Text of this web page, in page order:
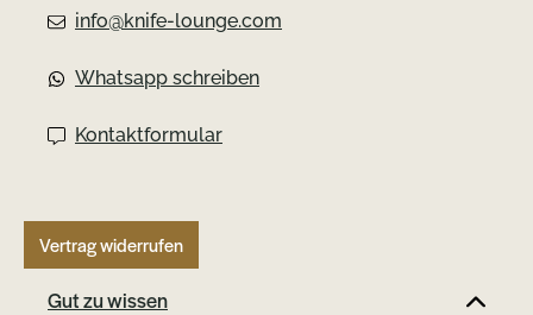
Messer unter 50 Euro suchst, das
aufträgt, ist das Braxx genau so ein
info@knife-lounge.com
Whatsapp schreiben
Kontaktformular
Vertrag widerrufen
Gut zu wissen